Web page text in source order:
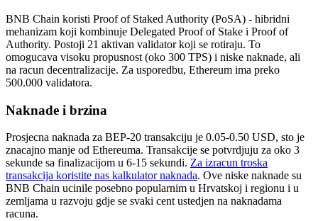
BNB Chain koristi Proof of Staked Authority (PoSA) - hibridni
mehanizam koji kombinuje Delegated Proof of Stake i Proof of
Authority. Postoji 21 aktivan validator koji se rotiraju. To
omogucava visoku propusnost (oko 300 TPS) i niske naknade, ali
na racun decentralizacije. Za usporedbu, Ethereum ima preko
500.000 validatora.
Naknade i brzina
Prosjecna naknada za BEP-20 transakciju je 0.05-0.50 USD, sto je
znacajno manje od Ethereuma. Transakcije se potvrdjuju za oko 3
sekunde sa finalizacijom u 6-15 sekundi. Za izracun troska
transakcija koristite nas kalkulator naknada. Ove niske naknade su
BNB Chain ucinile posebno popularnim u Hrvatskoj i regionu i u
zemljama u razvoju gdje se svaki cent ustedjen na naknadama
racuna.